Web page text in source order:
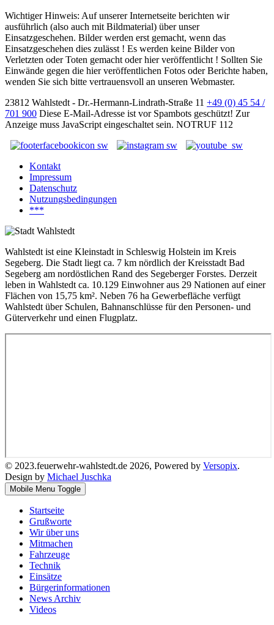
Wichtiger Hinweis: Auf unserer Internetseite berichten wir
ausführlich (also auch mit Bildmaterial) über unser
Einsatzgeschehen. Bilder werden erst gemacht, wenn das
Einsatzgeschehen dies zulässt ! Es werden keine Bilder von
Verletzten oder Toten gemacht oder hier veröffentlicht ! Sollten Sie
Einwände gegen die hier veröffentlichen Fotos oder Berichte haben,
wenden Sie sich bitte vertrauensvoll an unseren Webmaster.
23812 Wahlstedt - Dr.-Hermann-Lindrath-Straße 11 +49 (0) 45 54 /
701 900 Diese E-Mail-Adresse ist vor Spambots geschützt! Zur
Anzeige muss JavaScript eingeschaltet sein. NOTRUF 112
Kontakt
Impressum
Datenschutz
Nutzungsbedingungen
***
Wahlstedt ist eine Kleinstadt in Schleswig Holstein im Kreis
Segeberg. Die Stadt liegt ca. 7 km nördlich der Kreisstadt Bad
Segeberg am nordöstlichen Rand des Segeberger Forstes. Derzeit
leben in Wahlstedt ca. 10.129 Einwohner aus 29 Nationen auf einer
Flächen von 15,75 km². Neben 76 ha Gewerbefläche verfügt
Wahlstedt über Schulen, Bahnanschlüsse für den Personen- und
Güterverkehr und einen Flugplatz.
© 2023.feuerwehr-wahlstedt.de 2026, Powered by Versopix.
Design by Michael Juschka
Mobile Menu Toggle
Startseite
Grußworte
Wir über uns
Mitmachen
Fahrzeuge
Technik
Einsätze
Bürgerinformationen
News Archiv
Videos